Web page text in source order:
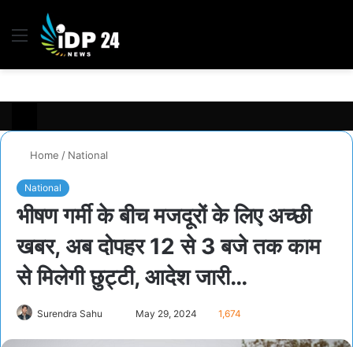
Menu
Home / National
National
भीषण गर्मी के बीच मजदूरों के लिए अच्छी
खबर, अब दोपहर 12 से 3 बजे तक काम
से मिलेगी छुट्टी, आदेश जारी…
Surendra Sahu May 29, 2024 1,674